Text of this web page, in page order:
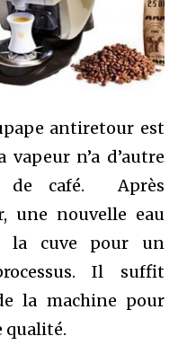
antiretour est
n’a d’autre
de café. Après
une nouvelle eau
la cuve pour un
Il suffit
la machine pour
qualité.